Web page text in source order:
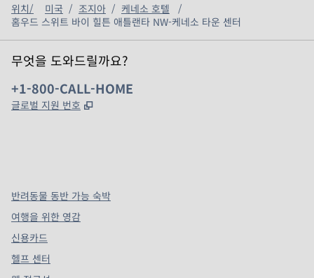
위치/ 미국 / 조지아 / 케네소 호텔
/
홈우드 스위트 바이 힐튼 애틀랜타 NW-케네소 타운 센터
무엇을 도와드릴까요?
전화:
+1-800-CALL-HOME
글로벌 지원 번호 ,
반려동물 동반 가능 숙박
여행을 위한 영감
신용카드
헬프 센터